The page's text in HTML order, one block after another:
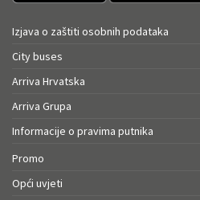
Izjava o zaštiti osobnih podataka
City buses
Arriva Hrvatska
Arriva Grupa
Informacije o pravima putnika
Promo
Opći uvjeti